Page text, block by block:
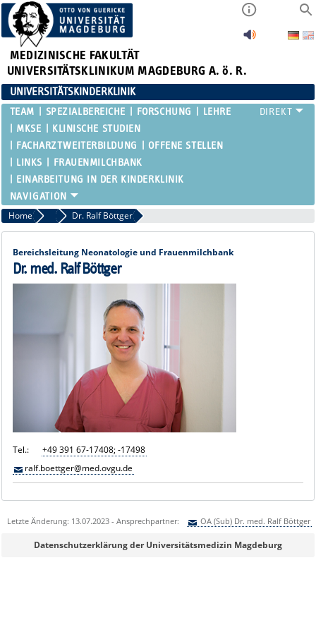
MEDIZINISCHE FAKULTÄT
UNIVERSITÄTSKLINIKUM MAGDEBURG A. ö. R.
UNIVERSITÄTSKINDERKLINIK
TEAM SPEZIALBEREICHE FORSCHUNG
LEHRE
MKSE
KLINISCHE STUDIEN
FACHARZTWEITERBILDUNG
OFFENE STELLEN
LINKS
FRAUENMILCHBANK
EINARBEITUNG IN DER KINDERKLINIK
Home Oberärztinnen und Oberärzte
Dr. Ralf Böttger
Bereichsleitung Neonatologie und Frauenmilchbank
Dr. med. Ralf Böttger
Tel.:
+49 391 67-17408; -17498
ralf.boettger@med.ovgu.de
Letzte Änderung: 13.07.2023 - Ansprechpartner: OA (Sub) Dr. med. Ralf Böttger
Sie können eine Nachricht versenden an:OA (Sub) Dr. med. Ralf Böttger
Datenschutzerklärung der Universitätsmedizin Magdeburg